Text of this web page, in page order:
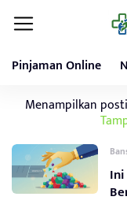
Pinjaman Online
Menampilkan